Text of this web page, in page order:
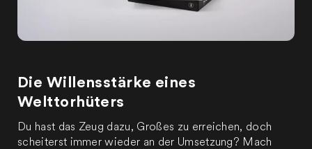
Die Willensstärke eines
Welttorhüters
Du hast das Zeug dazu, Großes zu erreichen, doch
scheiterst immer wieder an der Umsetzung? Mach